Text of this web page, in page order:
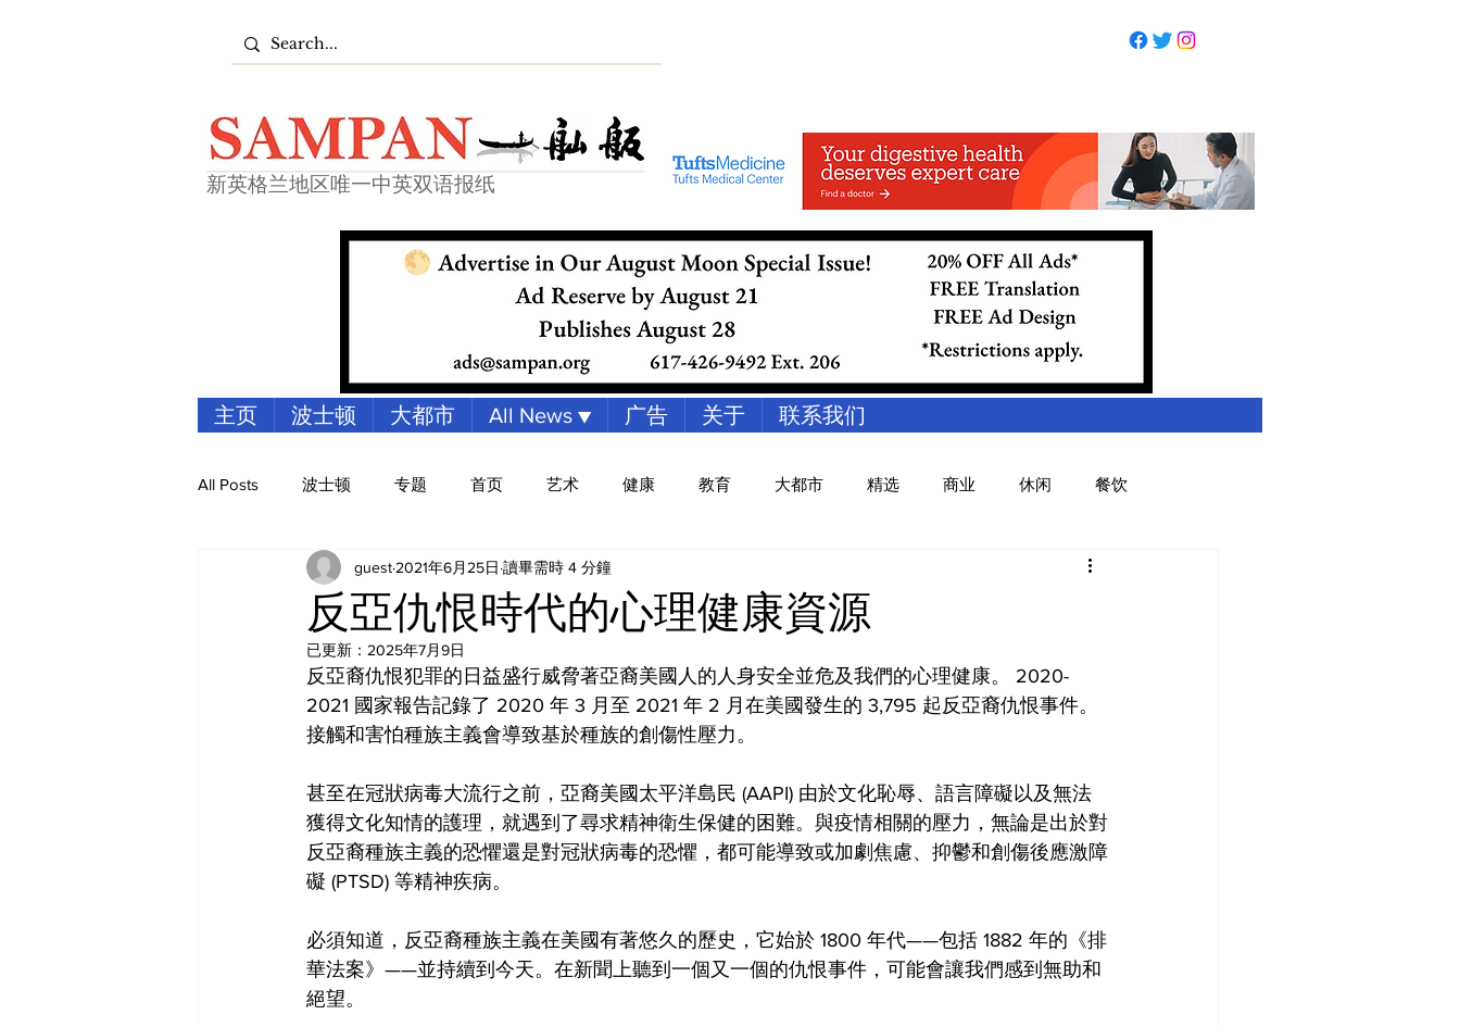
新英格兰地区唯一中英双语报纸
主页 波士顿 大都市 All News ▼ 广告 关于 联系我们
All Posts 波士顿 专题 首页 艺术 健康 教育 大都市 精选 商业 休闲 餐饮
反亞仇恨時代的心理健康資源
guest 2021年6月25日 讀畢需時 4 分鐘
已更新： 2025年7月9日
反亞裔仇恨犯罪的日益盛行威脅著亞裔美國人的人身安全並危及我們的心理健康。 2020-
2021 國家報告記錄了 2020 年 3 月至 2021 年 2 月在美國發生的 3,795 起反亞裔仇恨事件。
接觸和害怕種族主義會導致基於種族的創傷性壓力。
甚至在冠狀病毒大流行之前，亞裔美國太平洋島民 (AAPI) 由於文化恥辱、語言障礙以及無法
獲得文化知情的護理，就遇到了尋求精神衛生保健的困難。與疫情相關的壓力，無論是出於對
反亞裔種族主義的恐懼還是對冠狀病毒的恐懼，都可能導致或加劇焦慮、抑鬱和創傷後應激障
礙 (PTSD) 等精神疾病。
必須知道，反亞裔種族主義在美國有著悠久的歷史，它始於 1800 年代——包括 1882 年的《排
華法案》——並持續到今天。在新聞上聽到一個又一個的仇恨事件，可能會讓我們感到無助和
絕望。